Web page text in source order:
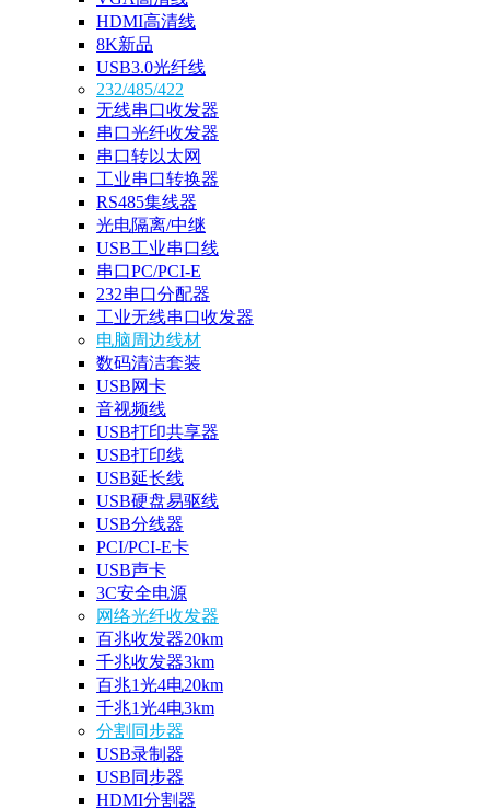
HDMI高清线
8K新品
USB3.0光纤线
232/485/422
无线串口收发器
串口光纤收发器
串口转以太网
工业串口转换器
RS485集线器
光电隔离/中继
USB工业串口线
串口PC/PCI-E
232串口分配器
工业无线串口收发器
电脑周边线材
数码清洁套装
USB网卡
音视频线
USB打印共享器
USB打印线
USB延长线
USB硬盘易驱线
USB分线器
PCI/PCI-E卡
USB声卡
3C安全电源
网络光纤收发器
百兆收发器20km
千兆收发器3km
百兆1光4电20km
千兆1光4电3km
分割同步器
USB录制器
USB同步器
HDMI分割器